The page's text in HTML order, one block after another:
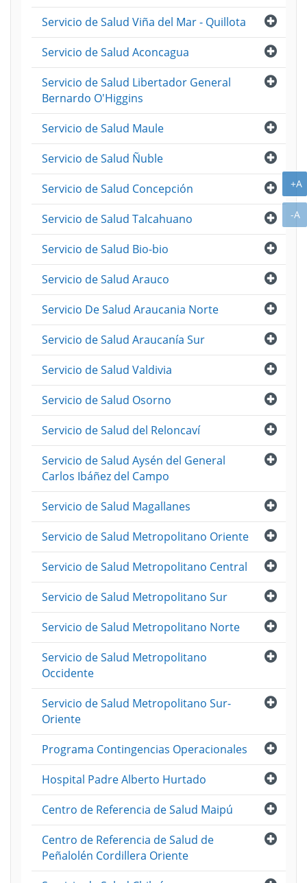
Abrir
Servicio de Salud Viña del Mar - Quillota
Abrir
Servicio de Salud Aconcagua
Abrir
Servicio de Salud Libertador General
Bernardo O'Higgins
Abrir
Servicio de Salud Maule
Abrir
Servicio de Salud Ñuble
Abrir
Servicio de Salud Concepción
Abrir
Servicio de Salud Talcahuano
Abrir
Servicio de Salud Bio-bio
Abrir
Servicio de Salud Arauco
Abrir
Servicio De Salud Araucania Norte
Abrir
Servicio de Salud Araucanía Sur
Abrir
Servicio de Salud Valdivia
Abrir
Servicio de Salud Osorno
Abrir
Servicio de Salud del Reloncaví
Abrir
Servicio de Salud Aysén del General
Carlos Ibáñez del Campo
Abrir
Servicio de Salud Magallanes
Abrir
Servicio de Salud Metropolitano Oriente
Abrir
Servicio de Salud Metropolitano Central
Abrir
Servicio de Salud Metropolitano Sur
Abrir
Servicio de Salud Metropolitano Norte
Abrir
Servicio de Salud Metropolitano
Occidente
Abrir
Servicio de Salud Metropolitano Sur-
Oriente
Abrir
Programa Contingencias Operacionales
Abrir
Hospital Padre Alberto Hurtado
Abrir
Centro de Referencia de Salud Maipú
Abrir
Centro de Referencia de Salud de
Peñalolén Cordillera Oriente
+A
-A